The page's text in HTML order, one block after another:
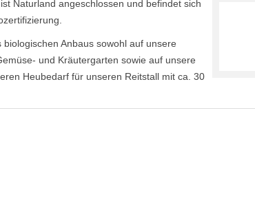
Naturland angeschlossen und befindet sich
Anbaus sowohl auf unsere
und Kräutergarten sowie auf unsere
Heubedarf für unseren Reitstall mit ca. 30